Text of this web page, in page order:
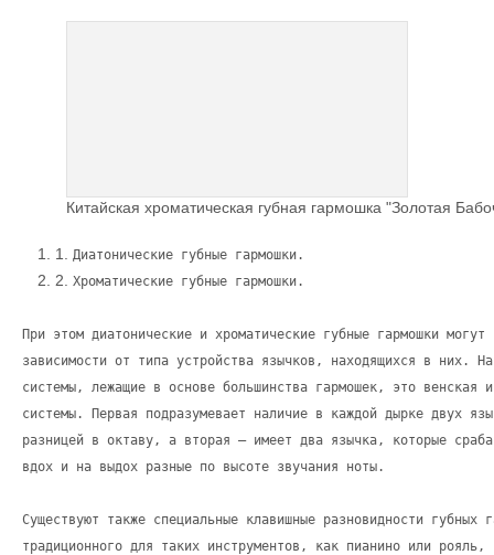
Китайская хроматическая губная гармошка "Золотая
1. Диатонические губные гармошки.
2. Хроматические губные гармошки.
При этом диатонические и хроматические губные гармошки могут
зависимости от типа устройства язычков, находящихся в них.
системы, лежащие в основе большинства гармошек, это венская и
системы. Первая подразумевает наличие в каждой дырке двух
разницей в октаву, а вторая – имеет два язычка, которые
вдох и на выдох разные по высоте звучания ноты.
Существуют также специальные клавишные разновидности губных
традиционного для таких инструментов, как пианино или